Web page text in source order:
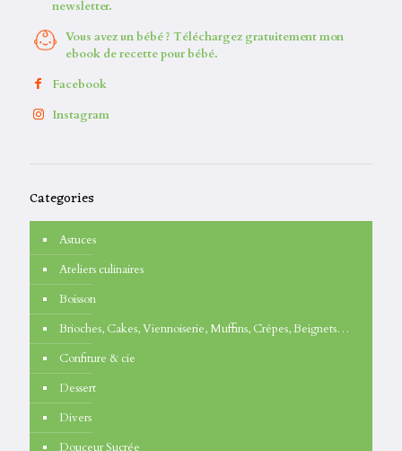
newsletter.
Vous avez un bébé ? Téléchargez gratuitement mon
ebook de recette pour bébé.
Facebook
Instagram
Categories
Astuces
Ateliers culinaires
Boisson
Brioches, Cakes, Viennoiserie, Muffins, Crêpes, Beignets…
Confiture & cie
Dessert
Divers
Douceur Sucrée